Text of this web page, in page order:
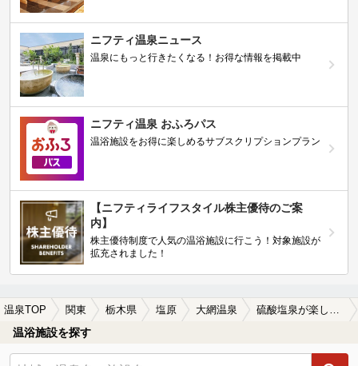
ニフティ温泉ニュース
温泉にもっと行きたくなる！お得な情報を掲載中
ニフティ温泉 おふろパス
温浴施設をお得に楽しめるサブスクリプションプラン
【ニフティライフスタイル株主優待のご案
内】
株主優待制度で人気の温浴施設に行こう！対象施設が
拡充されました！
温泉TOP 関東 栃木県 塩原 大網温泉
温浴施設を探す